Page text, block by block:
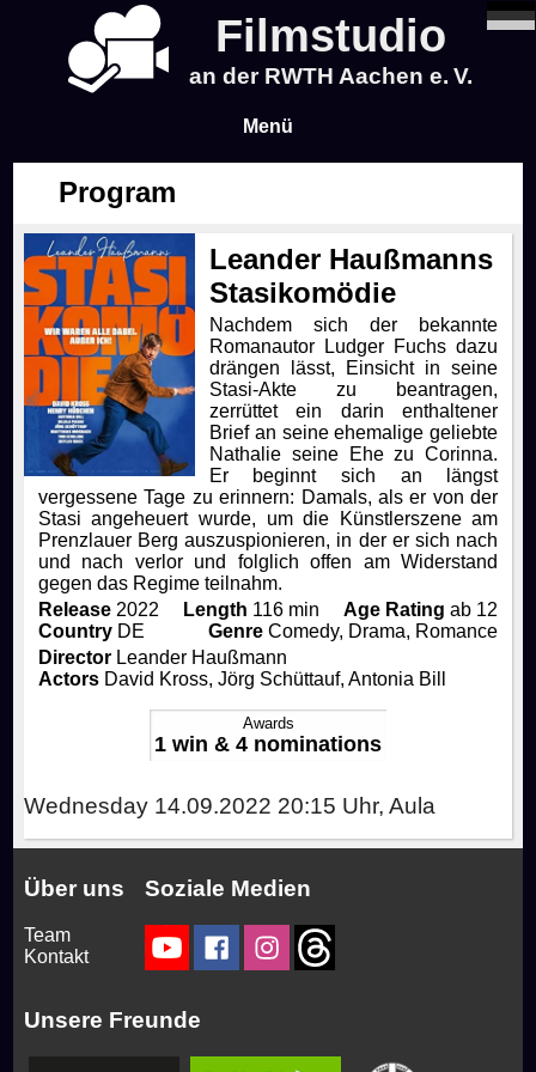
Filmstudio
an der RWTH Aachen e. V.
Menü
Program
Blog
Infos
Tickets & Pre-Sale
Time & Location
Drinks & Snacks
About Us
About Us
How to join us!
Chronicle
Technology
Library & Collections
Events
Rocky Horror Picture Show
Filmstudio Special
Die Feuerzangenbowle
Productions
Movies
FAQ
Contact
Program
Leander Haußmanns
Stasikomödie
Nachdem sich der bekannte
Romanautor Ludger Fuchs dazu
drängen lässt, Einsicht in seine
Stasi-Akte zu beantragen,
zerrüttet ein darin enthaltener
Brief an seine ehemalige geliebte
Nathalie seine Ehe zu Corinna.
Er beginnt sich an längst
vergessene Tage zu erinnern: Damals, als er von der
Stasi angeheuert wurde, um die Künstlerszene am
Prenzlauer Berg auszuspionieren, in der er sich nach
und nach verlor und folglich offen am Widerstand
gegen das Regime teilnahm.
Release2022 Length 116 min Age Rating ab 12
CountryDE Genre Comedy, Drama, Romance
DirectorLeander Haußmann
ActorsDavid Kross, Jörg Schüttauf, Antonia Bill
Awards
1 win & 4 nominations
Wednesday 14.09.2022 20:15 Uhr, Aula
Über uns
Team
Kontakt
Soziale Medien
Unsere Freunde